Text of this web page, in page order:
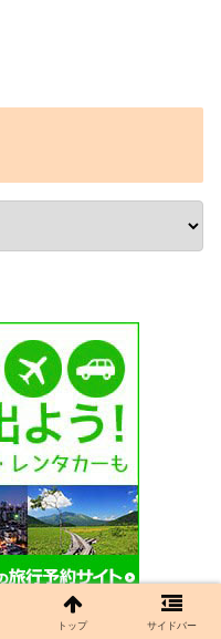
トップ サイドバー